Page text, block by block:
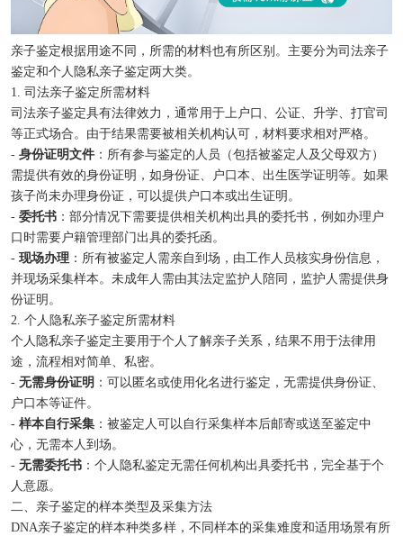
亲子鉴定根据用途不同，所需的材料也有所区别。主要分为司法亲子
鉴定和个人隐私亲子鉴定两大类。
1. 司法亲子鉴定所需材料
司法亲子鉴定具有法律效力，通常用于上户口、公证、升学、打官司
等正式场合。由于结果需要被相关机构认可，材料要求相对严格。
- 身份证明文件：所有参与鉴定的人员（包括被鉴定人及父母双方）
需提供有效的身份证明，如身份证、户口本、出生医学证明等。如果
孩子尚未办理身份证，可以提供户口本或出生证明。
- 委托书 ：部分情况下需要提供相关机构出具的委托书，例如办理户
口时需要户籍管理部门出具的委托函。
- 现场办理 ：所有被鉴定人需亲自到场，由工作人员核实身份信息，
并现场采集样本。未成年人需由其法定监护人陪同，监护人需提供身
份证明。
2. 个人隐私亲子鉴定所需材料
个人隐私亲子鉴定主要用于个人了解亲子关系，结果不用于法律用
途，流程相对简单、私密。
- 无需身份证明 ：可以匿名或使用化名进行鉴定，无需提供身份证、
户口本等证件。
- 样本自行采集 ：被鉴定人可以自行采集样本后邮寄或送至鉴定中
心，无需本人到场。
- 无需委托书 ：个人隐私鉴定无需任何机构出具委托书，完全基于个
人意愿。
二、亲子鉴定的样本类型及采集方法
DNA亲子鉴定的样本种类多样，不同样本的采集难度和适用场景有所